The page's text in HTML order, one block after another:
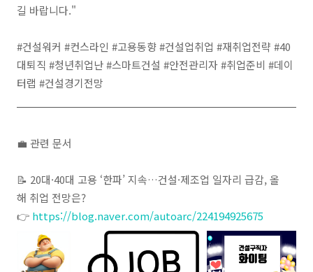
길 바랍니다."
#건설워커 #컨스라인 #고용동향 #건설업취업 #재취업전략 #40
대퇴직 #청년취업난 #스마트건설 #안전관리자 #취업준비 #데이
터랩 #건설경기전망
💼 관련 문서
📝 20대·40대 고용 ‘한파’ 지속…건설·제조업 일자리 급감, 올
해 취업 전망은?
👉 https://blog.naver.com/autoarc/224194925675